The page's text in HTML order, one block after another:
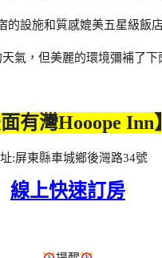
的設施和質感媲美五星級飯
氣，但美麗的環境彌補了下
面有灣Hooope Inn
:屏東縣車城鄉後灣路34號
線上快速訂房